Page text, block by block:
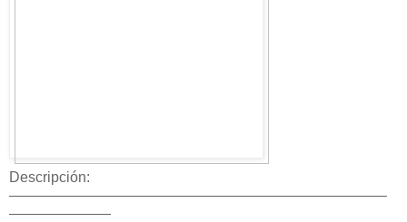
Descripción:
——————————————————————————
———————